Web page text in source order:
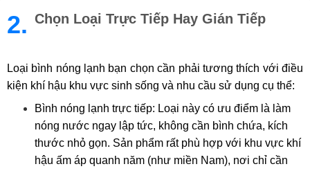
2. Chọn Loại Trực Tiếp Hay Gián Tiếp
Loại bình nóng lạnh bạn chọn cần phải tương thích với điều
kiện khí hậu khu vực sinh sống và nhu cầu sử dụng cụ thể:
Bình nóng lạnh trực tiếp: Loại này có ưu điểm là làm
nóng nước ngay lập tức, không cần bình chứa, kích
thước nhỏ gọn. Sản phẩm rất phù hợp với khu vực khí
hậu ấm áp quanh năm (như miền Nam), nơi chỉ cần